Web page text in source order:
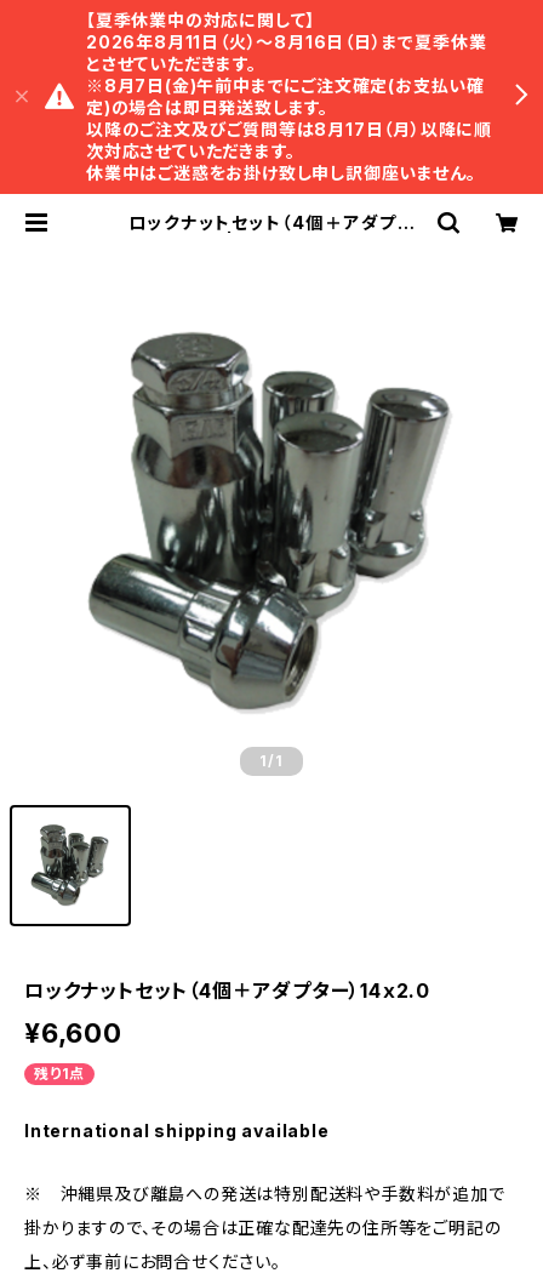
【夏季休業中の対応に関して】
2026年8月11日（火）〜8月16日（日）まで夏季休業
とさせていただきます。
※8月7日(金)午前中までにご注文確定(お支払い確
定)の場合は即日発送致します。
以降のご注文及びご質問等は8月17日（月）以降に順
次対応させていただきます。
休業中はご迷惑をお掛け致し申し訳御座いません。
ロックナットセット（4個＋アダプタ
1 /1
ロックナットセット（4個＋アダプター）14ｘ2.0
¥6,600
残り1点
International shipping available
※ 沖縄県及び離島への発送は特別配送料や手数料が追加で
掛かりますので、その場合は正確な配達先の住所等をご明記の
上、必ず事前にお問合せください。